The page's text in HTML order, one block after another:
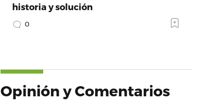
historia y solución
0
Opinión y Comentarios